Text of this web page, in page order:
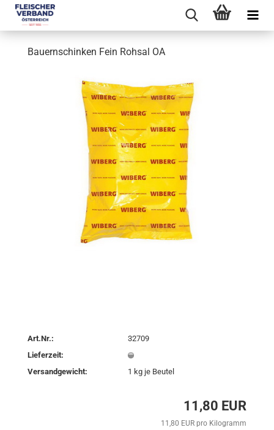
Bauernschinken Fein Rohsal OA
Art.Nr.:
32709
Lieferzeit:
Versandgewicht:
1 kg je Beutel
11,80 EUR
11,80 EUR pro Kilogramm